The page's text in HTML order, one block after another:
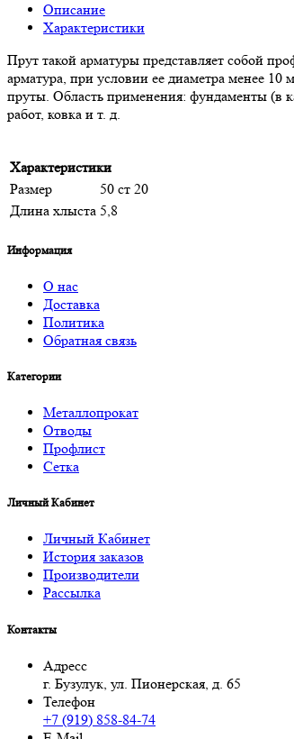
Описание
Характеристики
Прут такой арматуры представляет собой
арматура, при условии ее диаметра менее 10
пруты. Область применения: фундаменты (в
работ, ковка и т. д.
Характеристики
Размер
50 ст 20
Длина хлыста 5,8
Информация
О нас
Доставка
Политика
Обратная связь
Категории
Металлопрокат
Отводы
Профлист
Сетка
Личный Кабинет
Личный Кабинет
История заказов
Производители
Рассылка
Контакты
Адресс
г. Бузулук, ул. Пионерская, д. 65
Телефон
+7 (919) 858-84-74